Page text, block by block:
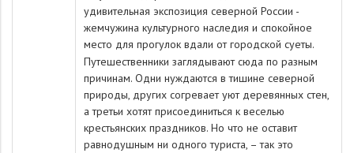
удивительная экспозиция северной России -
жемчужина культурного наследия и спокойное
место для прогулок вдали от городской суеты.
Путешественники заглядывают сюда по разным
причинам. Одни нуждаются в тишине северной
природы, других согревает уют деревянных стен,
а третьи хотят присоединиться к веселью
крестьянских праздников. Но что не оставит
равнодушным ни одного туриста, – так это